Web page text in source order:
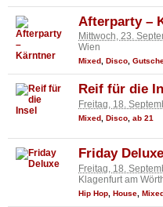
Afterparty –
Mittwoch, 23.
Wien
Mixed Disco
Reif für die
Freitag, 18.
Mixed Disco ab 21
Friday Deluxe
Freitag, 18.
Klagenfurt am
Hip Hop House